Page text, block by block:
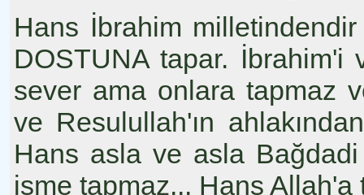
Hans İbrahim
DOSTUNA tapar. İbrahim'i
sever ama onlara tapmaz
ve Resulullah'ın
Hans asla ve asla
isme tapmaz... Hans Allah'a